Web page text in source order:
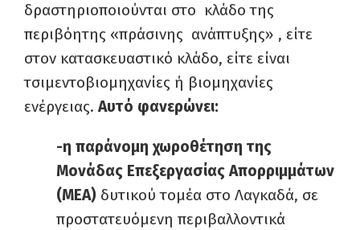
δραστηριοποιούνται στο κλάδο της
περιβόητης «πράσινης ανάπτυξης» , είτε
στον κατασκευαστικό κλάδο, είτε είναι
τσιμεντοβιομηχανίες ή βιομηχανίες
ενέργειας. Αυτό φανερώνει:
-η παράνομη χωροθέτηση της
Μονάδας Επεξεργασίας Απορριμμάτων
(ΜΕΑ) δυτικού τομέα στο Λαγκαδά, σε
προστατευόμενη περιβαλλοντικά